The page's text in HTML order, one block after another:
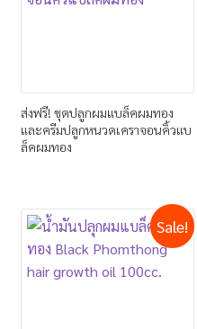
ส่งฟรี! ชุดปลูกผมแบล็คผมทอง
และครีมปลูกหนวดเคราจอนคิ้วแบ
ล็คผมทอง
Sale!